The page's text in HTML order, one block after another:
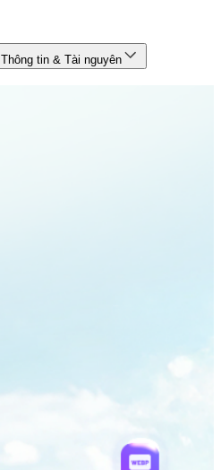
Thông tin & Tài nguyên